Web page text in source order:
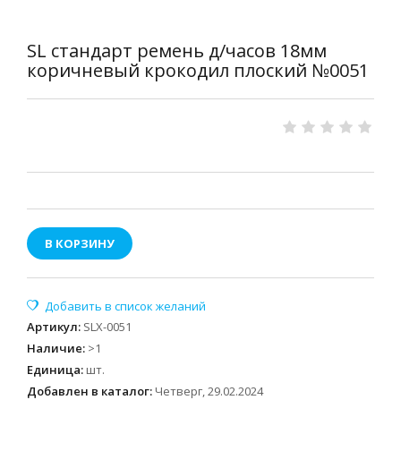
SL стандарт ремень д/часов 18мм
коричневый крокодил плоский №0051
В КОРЗИНУ
Артикул: SLX-0051
Наличие: >1
Единица: шт.
Добавлен в каталог: Четверг, 29.02.2024